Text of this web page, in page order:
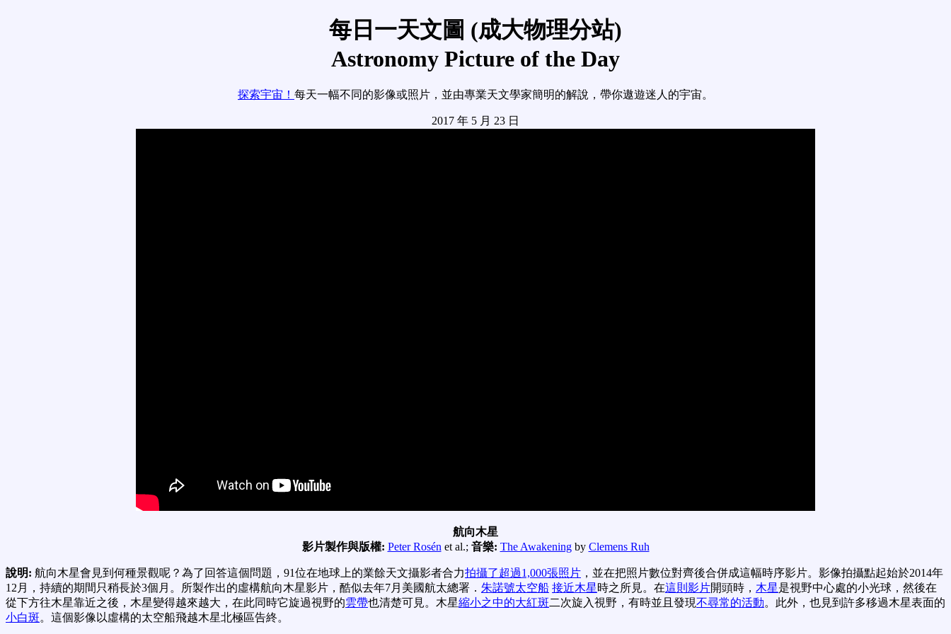
每日一天文圖 (成大物理分站)
Astronomy Picture of the Day
探索宇宙！ 每天一幅不同的影像或照片，並由專業天文學家簡明的解說，帶你遨遊迷人的宇宙。
2017 年 5 月 23 日
航向木星
影片製作與版權: Peter Rosén et al.; 音樂: The Awakeningby Clemens Ruh
說明: 航向木星會見到何種景觀呢？為了回答這個問題，91位在地球上的業餘天文攝影者合力拍攝了超過1,000張照片 ，並在把照片數位對齊後合併成這幅時序影片。影像拍攝點起始於2014年
12月，持續的期間只稍長於3個月。所製作出的虛構航向木星影片，酷似去年7月美國航太總署． 朱諾號太空船 接近木星時之所見。在這則影片開頭時， 木星是視野中心處的小光球，然後在
從下方往木星靠近之後，木星變得越來越大，在此同時它旋過視野的雲帶也清楚可見。木星縮小之中的大紅斑二次旋入視野，有時並且發現不尋常的活動。此外，也見到許多移過木星表面的
小白斑。這個影像以虛構的太空船飛越木星北極區告終。